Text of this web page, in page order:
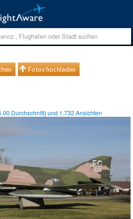
Fotos hochladen
Durchschnitt) und 1.732 Ansichten